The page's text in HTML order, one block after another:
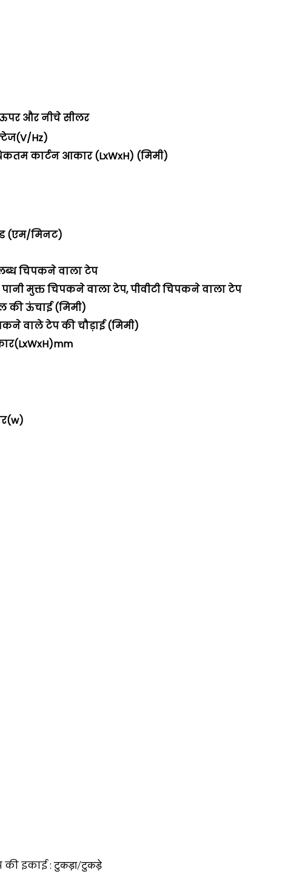
और नीचे सीलर
Hz)
कार्टन आकार (LxWxH) (मिमी)
(एम/मिनट)
चिपकने वाला टेप
मुक्त चिपकने वाला टेप, पीवीटी चिपकने वाला टेप
की ऊंचाई (मिमी)
वाले टेप की चौड़ाई (मिमी)
की इकाई :टुकड़ा/टुकड़े